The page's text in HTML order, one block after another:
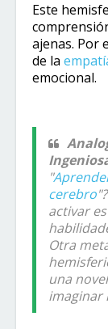
Este
ajenas. Por
de la
emocional.
"
cerebro
activar
Otra
una
imaginar